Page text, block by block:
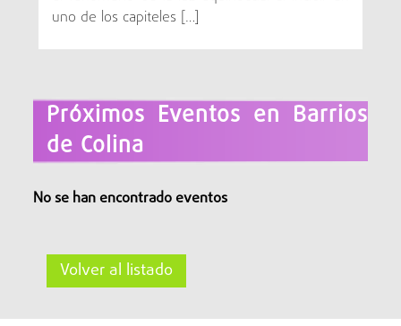
uno de los capiteles […]
Próximos Eventos en Barrios
de Colina
No se han encontrado eventos
Volver al listado